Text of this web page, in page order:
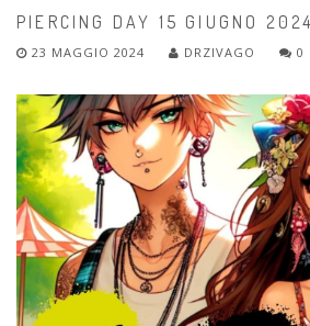
PIERCING DAY 15 GIUGNO 2024
23 MAGGIO 2024 DRZIVAGO 0